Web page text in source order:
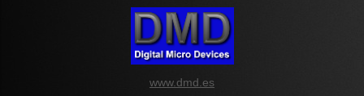
www.dmd.es